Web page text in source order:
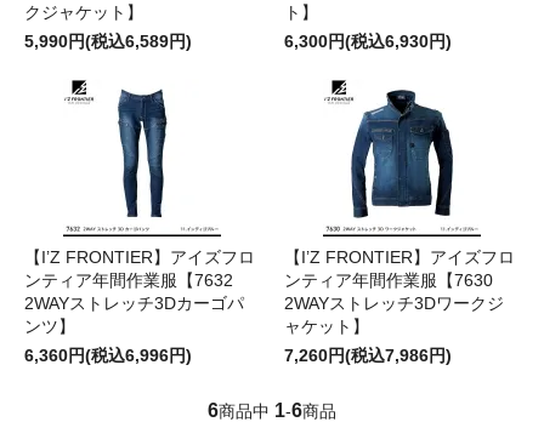
クジャケット】
5,990円(税込6,589円)
ト】
6,300円(税込6,930円)
【I’Z FRONTIER】アイズフロ
ンティア年間作業服【7632
2WAYストレッチ3Dカーゴパ
ンツ】
6,360円(税込6,996円)
【I’Z FRONTIER】アイズフロ
ンティア年間作業服【7630
2WAYストレッチ3Dワークジ
ャケット】
7,260円(税込7,986円)
6商品中 1-6商品